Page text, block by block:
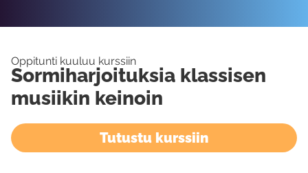
Oppitunti kuuluu kurssiin
Sormiharjoituksia klassisen
musiikin keinoin
Tutustu kurssiin